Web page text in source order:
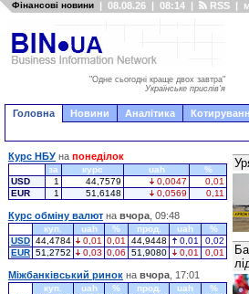
Фінансові новини | 08.08.26 | 08:14 | RSS |
"Одне сьогодні краще двох завтра"
Українське прислів'я
Головна Новини Аналітика
Курс НБУ на понеділок
за курс uah
%
USD
1 44,7579 0,0047
0,01
EUR
1 51,6148 0,0569 0,11
Курс обміну валют на вчора , 09:48
куп. uah % прод. uah
%
USD 44,4784 0,01 0,01 44,9448 0,01
0,02
EUR 51,2752 0,03 0,06 51,9080 0,01 0,01
Міжбанківський ринок на вчора , 17:01
куп. uah % прод. uah
%